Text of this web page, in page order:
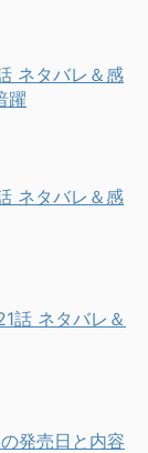
ネタバレ＆感
躍
ネタバレ＆感
話 ネタバレ＆
発売日と内容